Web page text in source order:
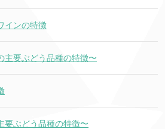
インの特徴
主要ぶどう品種の特徴〜
要ぶどう品種の特徴〜